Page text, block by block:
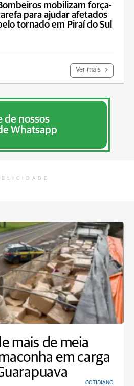
mobilizam força-
para ajudar afetados
tornado em Piraí do Sul
Ver mais
de nossos
Whatsapp
mais de meia
em carga
COTIDIANO